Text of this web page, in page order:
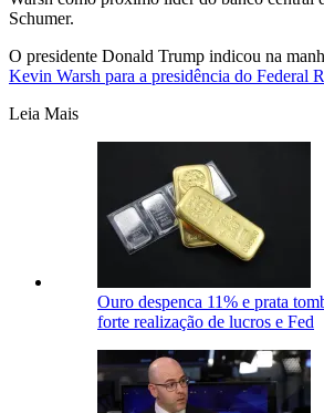
Schumer.
O presidente Donald Trump indicou na
Kevin Warsh para a presidência do Federal
Leia Mais
Ouro despenca 11% e prata
forte realização de lucros e Fed